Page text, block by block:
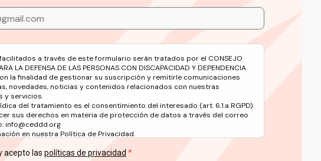
a través de este formulario serán tratados por el CONSEJO
LA DEFENSA DE LAS PERSONAS CON DISCAPACIDAD Y DEPENDENCIA
la finalidad de gestionar su suscripción y remitirle comunicaciones
novedades, noticias y contenidos relacionados con nuestras
y servicios.
del tratamiento es el consentimiento del interesado (art. 6.1.a RGPD).
sus derechos en materia de protección de datos a través del correo
info@ceddd.org
en nuestra Política de Privacidad.
acepto las políticas de privacidad